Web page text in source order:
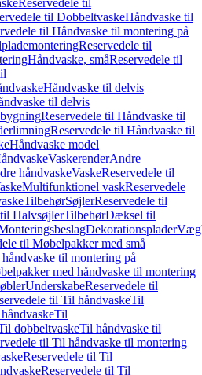
Reservedele til
til DobbeltvaskeHåndvaske til
til Håndvaske til montering på
Reservedele til
Håndvaske, småReservedele til
Håndvaske til delvis
til delvis
Reservedele til Håndvaske til
Reservedele til Håndvaske til
Håndvaske model
VaskerenderAndre
håndvaskeVaskeReservedele til
Multifunktionel vaskReservedele
TilbehørSøjlerReservedele til
HalvsøjlerTilbehørDæksel til
Dekorationsplader
til Møbelpakker med små
til montering på
med håndvaske til montering
UnderskabeReservedele til
til Til håndvaskeTil
Til
dobbeltvaskeTil håndvaske til
til Til håndvaske til montering
Reservedele til Til
Reservedele til Til